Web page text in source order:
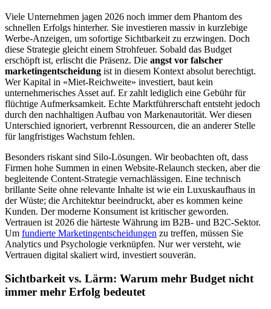
Viele Unternehmen jagen 2026 noch immer dem Phantom des
schnellen Erfolgs hinterher. Sie investieren massiv in kurzlebige
Werbe-Anzeigen, um sofortige Sichtbarkeit zu erzwingen. Doch
diese Strategie gleicht einem Strohfeuer. Sobald das Budget
erschöpft ist, erlischt die Präsenz. Die angst vor falscher
marketingentscheidung ist in diesem Kontext absolut berechtigt.
Wer Kapital in «Miet-Reichweite» investiert, baut kein
unternehmerisches Asset auf. Er zahlt lediglich eine Gebühr für
flüchtige Aufmerksamkeit. Echte Marktführerschaft entsteht jedoch
durch den nachhaltigen Aufbau von Markenautorität. Wer diesen
Unterschied ignoriert, verbrennt Ressourcen, die an anderer Stelle
für langfristiges Wachstum fehlen.
Besonders riskant sind Silo-Lösungen. Wir beobachten oft, dass
Firmen hohe Summen in einen Website-Relaunch stecken, aber die
begleitende Content-Strategie vernachlässigen. Eine technisch
brillante Seite ohne relevante Inhalte ist wie ein Luxuskaufhaus in
der Wüste; die Architektur beeindruckt, aber es kommen keine
Kunden. Der moderne Konsument ist kritischer geworden.
Vertrauen ist 2026 die härteste Währung im B2B- und B2C-Sektor.
Um fundierte Marketingentscheidungen zu treffen, müssen Sie
Analytics und Psychologie verknüpfen. Nur wer versteht, wie
Vertrauen digital skaliert wird, investiert souverän.
Sichtbarkeit vs. Lärm: Warum mehr Budget nicht
immer mehr Erfolg bedeutet